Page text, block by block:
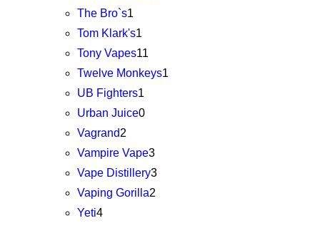
The Bro`s1
Tom Klark's1
Tony Vapes11
Twelve Monkeys1
UB Fighters1
Urban Juice0
Vagrand2
Vampire Vape3
Vape Distillery3
Vaping Gorilla2
Yeti4